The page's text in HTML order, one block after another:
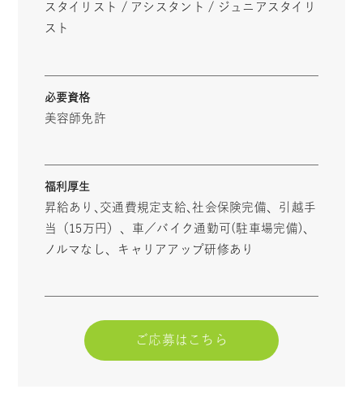
スタイリスト / アシスタント / ジュニアスタイリ
スト
必要資格
美容師免許
福利厚生
昇給あり､交通費規定支給､社会保険完備、引越手
当（15万円）、車／バイク通勤可(駐車場完備)、
ノルマなし、キャリアアップ研修あり
ご応募はこちら